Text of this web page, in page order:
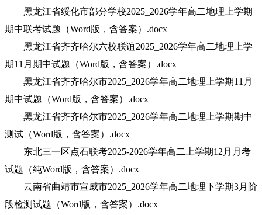
黑龙江省绥化市部分学校2025_2026学年高二地理上学期
期中联考试题（Word版，含答案）.docx
黑龙江省齐齐哈尔六校联谊2025_2026学年高二地理上学
期11月期中试题（Word版，含答案）.docx
黑龙江省齐齐哈尔市2025_2026学年高二地理上学期11月
期中试题（Word版，含答案）.docx
黑龙江省齐齐哈尔市2025_2026学年高二地理上学期期中
测试（Word版，含答案）.docx
东北三一区点石联考2025-2026学年高二上学期12月月考
试题（纯Word版，含答案）.docx
云南省曲靖市宣威市2025_2026学年高二地理下学期3月阶
段检测试题（Word版，含答案）.docx